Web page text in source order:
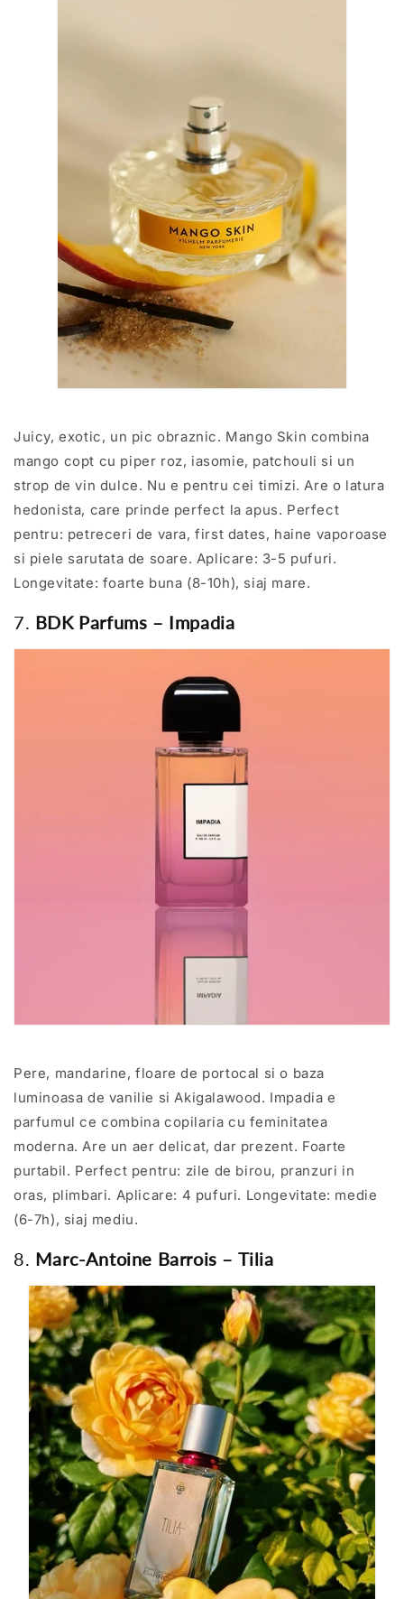
Juicy, exotic, un pic obraznic. Mango Skin combina
mango copt cu piper roz, iasomie, patchouli si un
strop de vin dulce. Nu e pentru cei timizi. Are o latura
hedonista, care prinde perfect la apus. Perfect
pentru: petreceri de vara, first dates, haine vaporoase
si piele sarutata de soare. Aplicare: 3-5 pufuri.
Longevitate: foarte buna (8-10h), siaj mare.
7. BDK Parfums – Impadia
Pere, mandarine, floare de portocal si o baza
luminoasa de vanilie si Akigalawood. Impadia e
parfumul ce combina copilaria cu feminitatea
moderna. Are un aer delicat, dar prezent. Foarte
purtabil. Perfect pentru: zile de birou, pranzuri in
oras, plimbari. Aplicare: 4 pufuri. Longevitate: medie
(6-7h), siaj mediu.
8. Marc-Antoine Barrois – Tilia